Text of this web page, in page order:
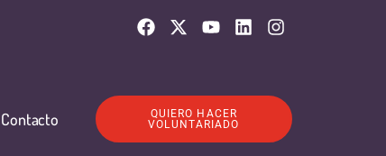
Contacto
QUIERO HACER
VOLUNTARIADO